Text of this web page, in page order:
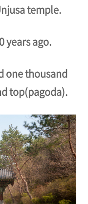
temple.
years ago.
one thousand
top(pagoda).